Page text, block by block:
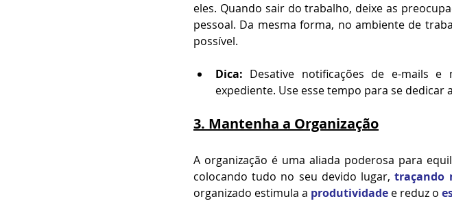
eles. Quando sair do trabalho, deixe as
pessoal. Da mesma forma, no ambiente de
possível.
Dica: Desative notificações de e-mails e
expediente. Use esse tempo para se
3. Mantenha a Organização
A organização é uma aliada poderosa para
colocando tudo no seu devido lugar, traçando
organizado estimula a produtividade e reduz o